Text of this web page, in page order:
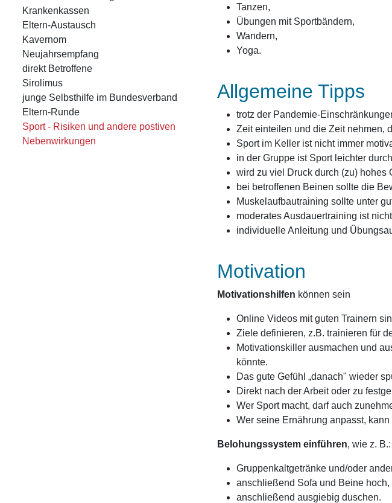
Krankenkassen
Eltern-Austausch
Kavernom
Neujahrsempfang
direkt Betroffene
Sirolimus
junge Selbsthilfe im Bundesverband
Eltern-Runde
Sport - Risiken und andere postiven
Nebenwirkungen
Tanzen,
Übungen mit Sportbändern,
Wandern,
Yoga.
Allgemeine Tipps
trotz der Pandemie-
Zeit einteilen und die Zeit nehmen,
Sport im Keller ist nicht immer
in der Gruppe ist Sport leichter
wird zu viel Druck durch (zu) hohes
bei betroffenen Beinen sollte die
Muskelaufbautraining sollte unter
moderates Ausdauertraining ist
individuelle Anleitung und
Motivation
Motivationshilfen können sein
Online Videos mit guten Trainern
Ziele definieren, z.B. trainieren für
Motivationskiller ausmachen und
könnte.
Das gute Gefühl „danach" wieder
Direkt nach der Arbeit oder zu
Wer Sport macht, darf auch
Wer seine Ernährung anpasst,
Belohungssystem einführen, wie z. B.:
Gruppenkaltgetränke und/oder
anschließend Sofa und Beine hoch,
anschließend ausgiebig duschen.